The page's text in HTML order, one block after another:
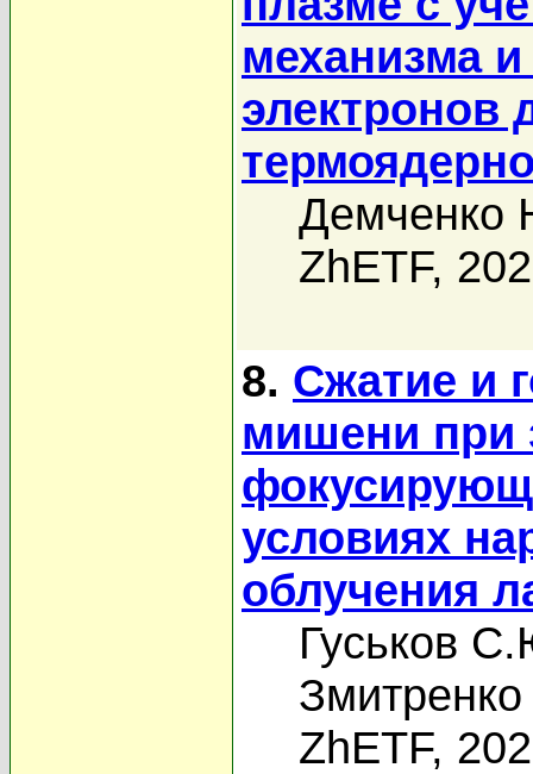
механизма
электронов
Демченко
ZhETF,
8. Сжатие и
мишени при
условиях
облучения
Гуськов
ZhETF,